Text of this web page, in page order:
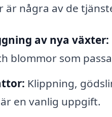
några av de
av nya växter:
blommor som
Klippning,
en vanlig uppgift.